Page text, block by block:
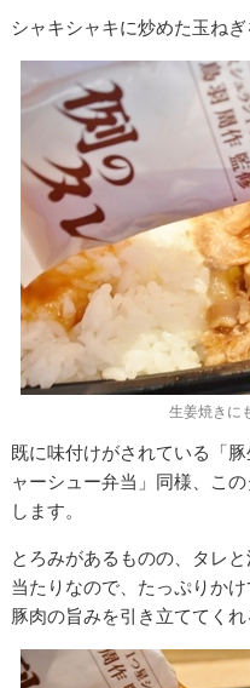
シャキシャキに炒めた玉ね
生姜焼きに
既に味付けがされている「
ャーシュー弁当」同様、こ
します。
とろみがあるものの、タレ
当たりなので、たっぷりか
豚肉の旨みを引き立ててくれ